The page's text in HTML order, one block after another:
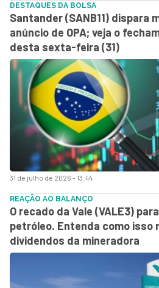
31 de julho de 2026 - 13:44
DESTAQUES DA BOLSA
Santander (SANB11) dispara
anúncio de OPA; veja o
desta sexta-feira (31)
REAÇÃO AO BALANÇO
O recado da Vale (VALE3)
petróleo. Entenda como isso
dividendos da mineradora